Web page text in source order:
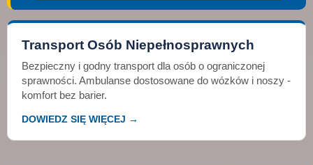
Transport Osób Niepełnosprawnych
Bezpieczny i godny transport dla osób o ograniczonej
sprawności. Ambulanse dostosowane do wózków i noszy -
komfort bez barier.
DOWIEDZ SIĘ WIĘCEJ →